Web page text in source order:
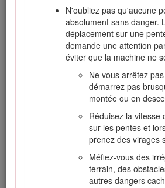
N'oubliez pas qu'aucune
absolument sans danger.
déplacement sur une
demande une attention
éviter que la machine ne
Ne vous arrêtez
démarrez pas
montée ou en
Réduisez la vitesse
sur les pentes et
prenez des virages
Méfiez-vous des
terrain, des
autres dangers
N'autorisez jamais des
adultes n'ayant pas pris
ces instructions, à utiliser la
procéder à son entretien.
législations imposent un
l'utilisation de ce type
Ne tondez jamais lorsque
surtout des enfants ou des
familiers, se trouvent à
N'oubliez jamais que
responsable des accidents
causés à d'autres
possessions.
Ne transportez pas de